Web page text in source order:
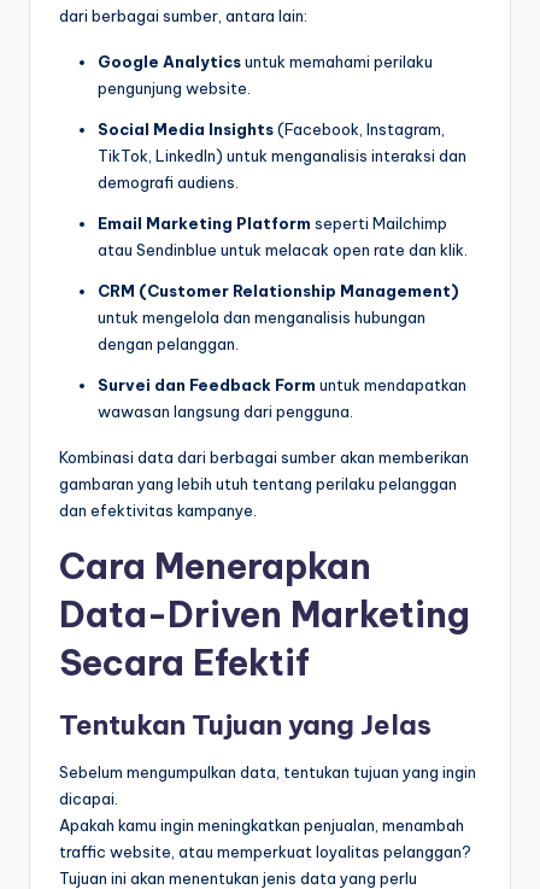
dari berbagai sumber, antara lain:
Google Analyticsuntuk memahami perilaku
pengunjung website.
Social Media Insights(Facebook, Instagram,
TikTok, LinkedIn) untuk menganalisis interaksi dan
demografi audiens.
Email Marketing Platform seperti Mailchimp
atau Sendinblue untuk melacak open rate dan klik.
CRM (Customer Relationship Management)
untuk mengelola dan menganalisis hubungan
dengan pelanggan.
Survei dan Feedback Form untuk mendapatkan
wawasan langsung dari pengguna.
Kombinasi data dari berbagai sumber akan memberikan
gambaran yang lebih utuh tentang perilaku pelanggan
dan efektivitas kampanye.
Cara Menerapkan
Data-Driven Marketing
Secara Efektif
Tentukan Tujuan yang Jelas
Sebelum mengumpulkan data, tentukan tujuan yang ingin
dicapai.
Apakah kamu ingin meningkatkan penjualan, menambah
traffic website, atau memperkuat loyalitas pelanggan?
Tujuan ini akan menentukan jenis data yang perlu